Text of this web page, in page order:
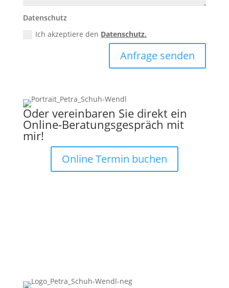
Datenschutz
Ich akzeptiere den Datenschutz.
Anfrage senden
Oder vereinbaren Sie direkt ein
Online-Beratungsgespräch mit
mir!
Online Termin buchen